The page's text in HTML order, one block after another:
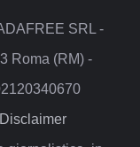
SRL -
Roma (RM) -
Disclaimer